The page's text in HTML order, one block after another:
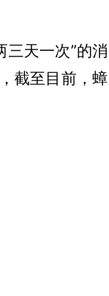
三天一次”的消
截至目前，蟑